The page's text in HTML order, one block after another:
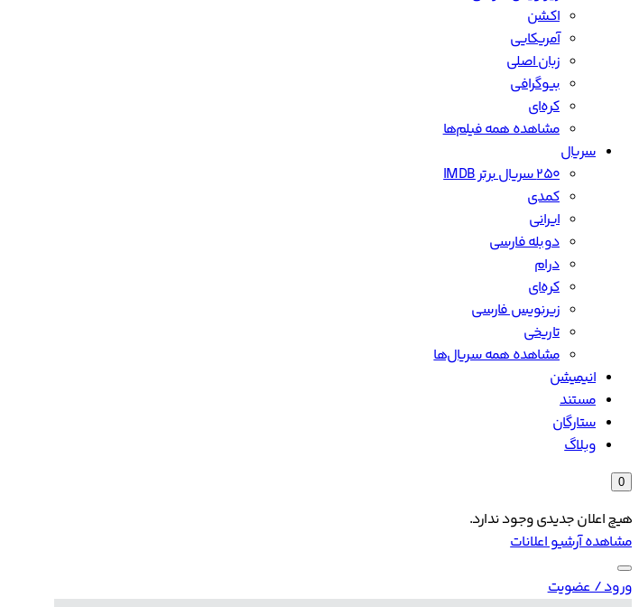
اکشن
آمریکایی
زبان اصلی
بیوگرافی
کره‌ای
مشاهده همه فیلم‌ها
سریال
۲۵۰ سریال برتر IMDB
کمدی
ایرانی
دوبله فارسی
درام
کره‌ای
زیرنویس فارسی
تاریخی
مشاهده همه سریال‌ها
انیمیشن
مستند
ستارگان
وبلاگ
0
هیچ اعلان جدیدی وجود ندارد.
مشاهده آرشیو اعلانات
ورود / عضویت